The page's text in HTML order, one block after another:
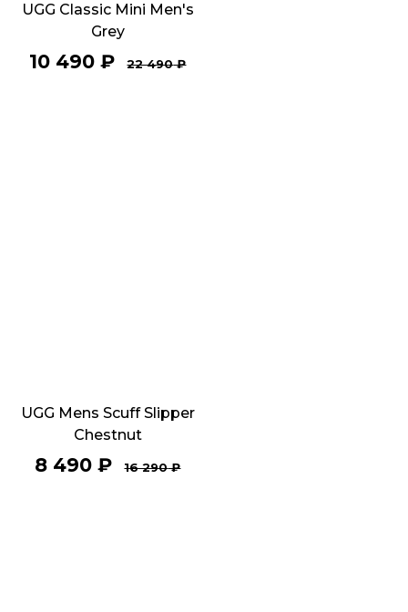
UGG Classic Mini Men's
Grey
10 490 ₽ 22 490₽
UGG Mens Scuff Slipper
Chestnut
8 490 ₽ 16 290₽